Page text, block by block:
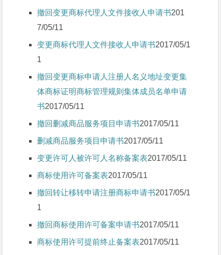
撤回变更商标代理人文件接收人申请书201
7/05/11
变更商标代理人文件接收人申请书2017/05/1
1
撤回变更商标申请人注册人名义地址变更集
体商标证明商标管理规则集体成员名单申请
书2017/05/11
撤回删减商品服务项目申请书2017/05/11
删减商品服务项目申请书2017/05/11
变更许可人被许可人名称备案表2017/05/11
商标使用许可备案表2017/05/11
撤回转让移转申请注册商标申请书2017/05/1
1
撤回商标使用许可备案申请书2017/05/11
商标使用许可提前终止备案表2017/05/11